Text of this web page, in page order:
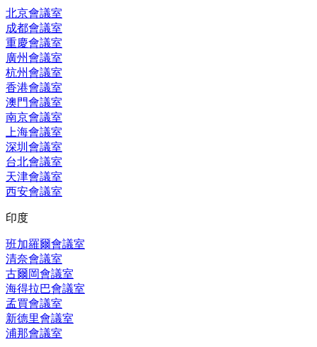
北京會議室
成都會議室
重慶會議室
廣州會議室
杭州會議室
香港會議室
澳門會議室
南京會議室
上海會議室
深圳會議室
台北會議室
天津會議室
西安會議室
印度
班加羅爾會議室
清奈會議室
古爾岡會議室
海得拉巴會議室
孟買會議室
新德里會議室
浦那會議室